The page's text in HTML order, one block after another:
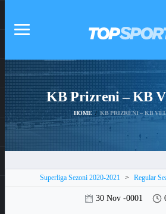
KB Prizreni – KB
HOME KB PRIZRENI – KB
Superliga Sezoni 2020-2021 > Regular
30 Nov -0001